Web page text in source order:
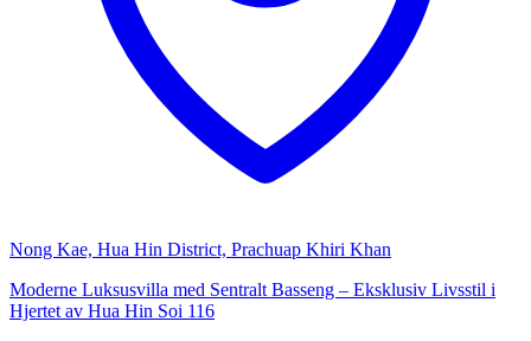
Nong Kae, Hua Hin District, Prachuap Khiri Khan
Moderne Luksusvilla med Sentralt Basseng – Eksklusiv Livsstil i
Hjertet av Hua Hin Soi 116